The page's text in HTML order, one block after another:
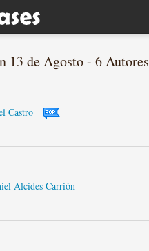
13 de Agosto - 6 Autores
Castro
Alcides Carrión